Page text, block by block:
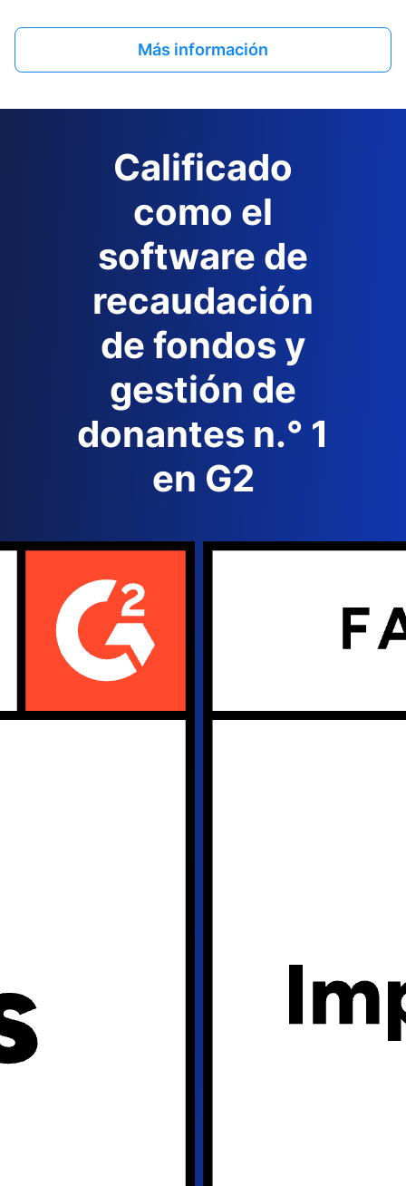
Más información
Calificado
como el
software de
recaudación
de fondos y
gestión de
donantes n.° 1
en G2